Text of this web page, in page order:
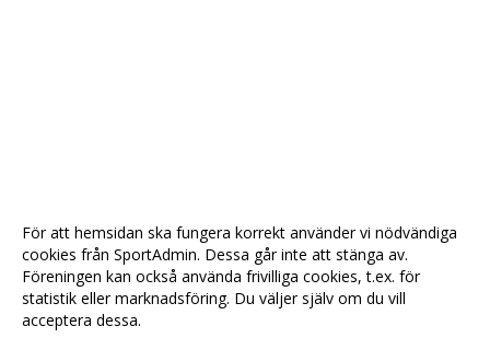
För att hemsidan ska fungera korrekt använder vi nödvändiga
cookies från SportAdmin. Dessa går inte att stänga av.
Föreningen kan också använda frivilliga cookies, t.ex. för
statistik eller marknadsföring. Du väljer själv om du vill
acceptera dessa.